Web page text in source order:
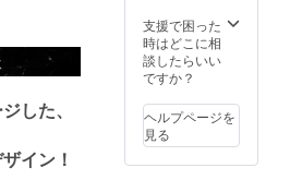
した、
イン！
さいま
せ。
で、ご
了承く
ださ
い。 ※
日以内
に、
CANPFI
REの
支援で困った
時はどこに相
談したらいい
ですか？
ヘルプページを
見る